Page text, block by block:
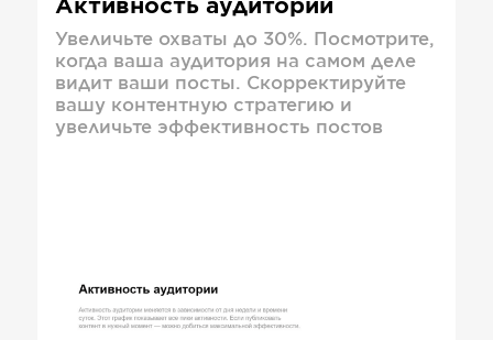
Активность аудитории
Увеличьте охваты до 30%. Посмотрите,
когда ваша аудитория на самом деле
видит ваши посты. Скорректируйте
вашу контентную стратегию и
увеличьте эффективность постов